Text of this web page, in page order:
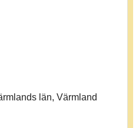
län, Värmland